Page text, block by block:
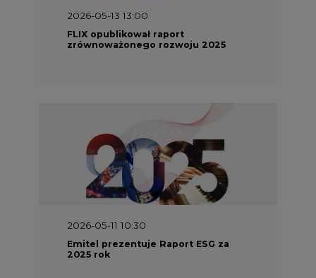
2026-05-13 13:00
FLIX opublikował raport
zrównoważonego rozwoju 2025
2026-05-11 10:30
Emitel prezentuje Raport ESG za
2025 rok